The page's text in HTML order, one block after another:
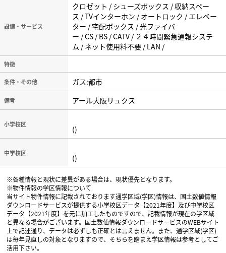
設備・サービス
クロゼット / シューズボックス / 収納スペー
ス / TVインターホン / オートロック / エレベー
ター / 宅配ボックス / 光ファイバ
ー / CS / BS / CATV / ２４時間緊急通報システ
ム / ネット使用料不要 / LAN /
特徴
条件・その他 ガス:都市
備考 アール大阪リュクス
小学校区 ()
中学校区 ()
※各種情報と現状に差異がある場合は、現状優先となります。
※物件情報の学区情報について
当サイト物件情報に記載されております通学区域(学区)情報は、国土数値情報
ダウンロードサービスが提供する小学校区データ【2021年度】及び中学校区
データ【2021年度】を元に加工したものですので、記載情報が現在の学区域
と異なる場合がございます。国土数値情報ダウンロードサービスのWEBサイト
上で記述通り、データは必ずしも正確とは言えません。また、通学区域(学区)
は毎年見直しの対象となりますので、そちらを踏まえ学区情報は参考としてご
活用下さい。